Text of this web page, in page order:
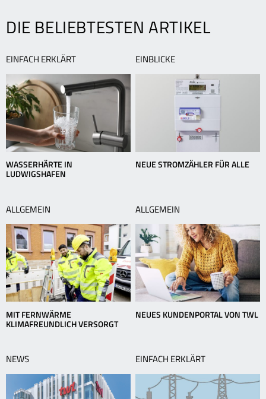
der
Tiefe
DIE BELIEBTESTEN ARTIKEL
EINFACH ERKLÄRT
WASSERHÄRTE IN
LUDWIGSHAFEN
EINBLICKE
NEUE STROMZÄHLER FÜR ALLE
ALLGEMEIN
MIT FERNWÄRME
KLIMAFREUNDLICH VERSORGT
ALLGEMEIN
NEUES KUNDENPORTAL VON TWL
NEWS EINFACH ERKLÄRT